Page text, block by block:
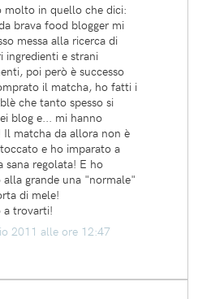
molto in quello che dici:
brava food blogger mi
messa alla ricerca di
ingredienti e strani
poi però è successo
il matcha, ho fatti i
che tanto spesso si
blog e... mi hanno
Il matcha da allora non è
e ho imparato a
sana regolata! E ho
grande una "normale"
di mele!
a trovarti!
2011 alle ore 12:47